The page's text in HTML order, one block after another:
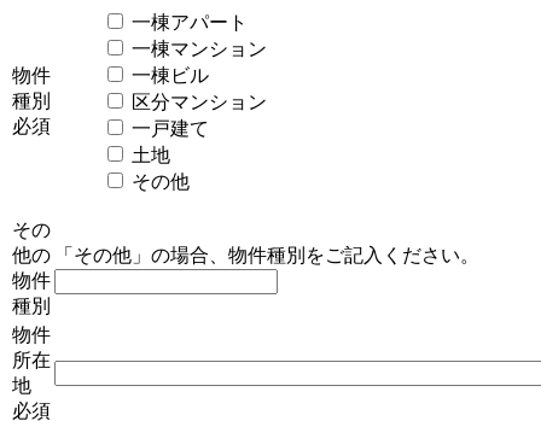
物件
種別
必須
一棟アパート
一棟マンション
一棟ビル
区分マンション
一戸建て
土地
その他
その
他の
物件
種別
「その他」の場合、物件種別をご記入ください。
物件
所在
地
必須